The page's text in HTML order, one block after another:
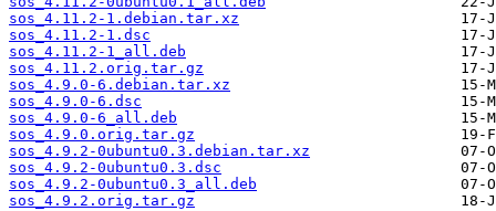
sos_4.11.2-1.debian.tar.xz
sos_4.11.2-1.dsc
sos_4.11.2-1_all.deb
sos_4.11.2.orig.tar.gz
sos_4.9.0-6.debian.tar.xz
sos_4.9.0-6.dsc
sos_4.9.0-6_all.deb
sos_4.9.0.orig.tar.gz
sos_4.9.2-0ubuntu0.3.debian.tar.xz
sos_4.9.2-0ubuntu0.3.dsc
sos_4.9.2-0ubuntu0.3_all.deb
sos_4.9.2.orig.tar.gz